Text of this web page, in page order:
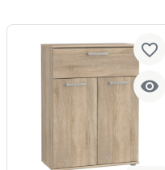

favorite_border